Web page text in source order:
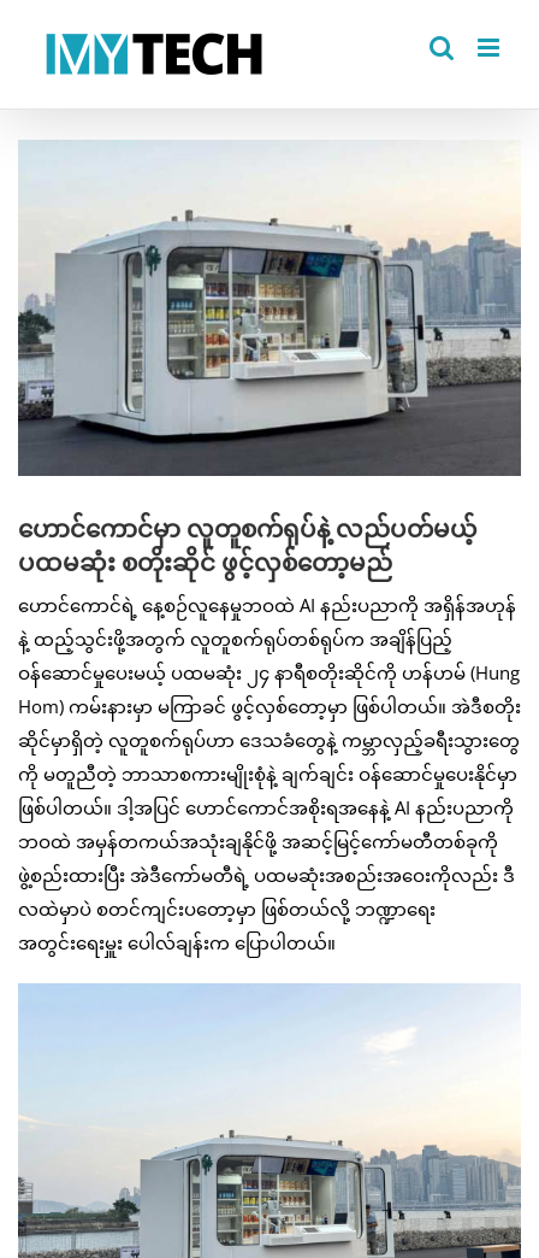
ဟောင်ကောင်မှာ လူတူစက်ရုပ်နဲ့ လည်ပတ်မယ့်
ပထမဆုံး စတိုးဆိုင် ဖွင့်လှစ်တော့မည်
ဟောင်ကောင်ရဲ့ နေ့စဉ်လူနေမှုဘဝထဲ AI နည်းပညာကို အရှိန်အဟုန်
နဲ့ ထည့်သွင်းဖို့အတွက် လူတူစက်ရုပ်တစ်ရုပ်က အချိန်ပြည့်
ဝန်ဆောင်မှုပေးမယ့် ပထမဆုံး ၂၄ နာရီစတိုးဆိုင်ကို ဟန်ဟမ် (Hung
Hom) ကမ်းနားမှာ မကြာခင် ဖွင့်လှစ်တော့မှာ ဖြစ်ပါတယ်။ အဲဒီစတိုး
ဆိုင်မှာရှိတဲ့ လူတူစက်ရုပ်ဟာ ဒေသခံတွေနဲ့ ကမ္ဘာလှည့်ခရီးသွားတွေ
ကို မတူညီတဲ့ ဘာသာစကားမျိုးစုံနဲ့ ချက်ချင်း ဝန်ဆောင်မှုပေးနိုင်မှာ
ဖြစ်ပါတယ်။ ဒါ့အပြင် ဟောင်ကောင်အစိုးရအနေနဲ့ AI နည်းပညာကို
ဘဝထဲ အမှန်တကယ်အသုံးချနိုင်ဖို့ အဆင့်မြင့်ကော်မတီတစ်ခုကို
ဖွဲ့စည်းထားပြီး အဲဒီကော်မတီရဲ့ ပထမဆုံးအစည်းအဝေးကိုလည်း ဒီ
လထဲမှာပဲ စတင်ကျင်းပတော့မှာ ဖြစ်တယ်လို့ ဘဏ္ဍာရေး
အတွင်းရေးမှူး ပေါလ်ချန်းက ပြောပါတယ်။